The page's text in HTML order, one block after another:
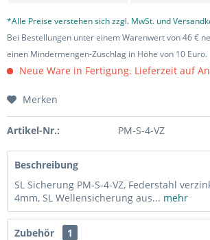
*Alle Preise verstehen sich zzgl. MwSt. und
Bei Bestellungen unter einem Warenwert von 46 €
einen Mindermengen-Zuschlag in Höhe von 10 Euro.
Neue Ware in Fertigung. Lieferzeit auf
Merken
Artikel-Nr.: PM-S-4-VZ
Beschreibung
SL Sicherung PM-S-4-VZ, Federstahl
4mm, SL Wellensicherung aus... mehr
Zubehör 1